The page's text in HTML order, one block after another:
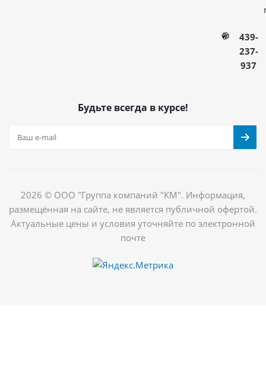
439-
237-
937
Будьте всегда в курсе!
2026 © ООО "Группа компаний "КМ". Информация,
размещённая на сайте, не является публичной офертой.
Актуальные цены и условия уточняйте по электронной
почте